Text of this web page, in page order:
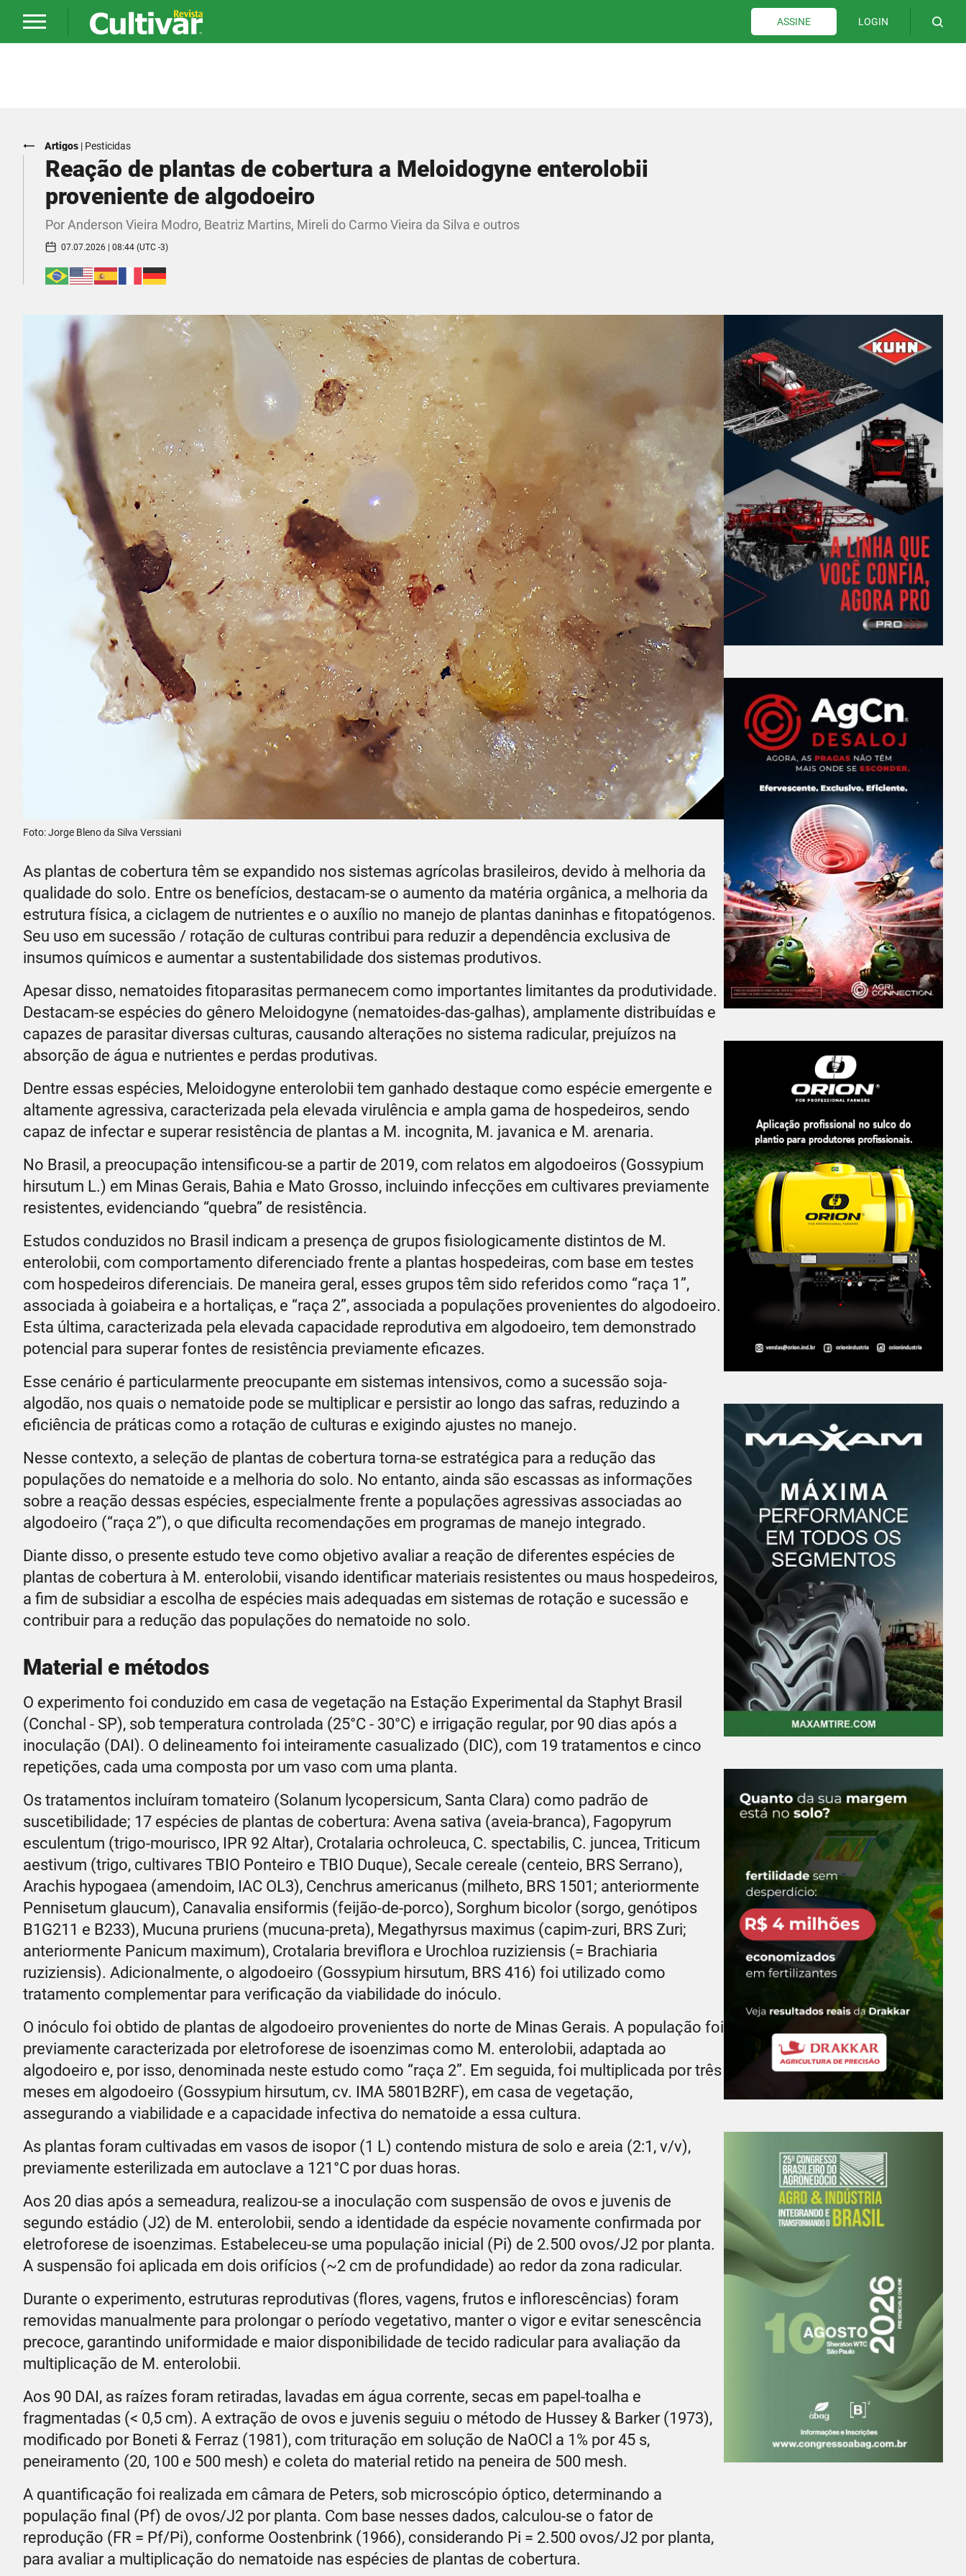
ASSINE LOGIN
Artigos | Pesticidas
Reação de plantas de cobertura a Meloidogyne enterolobii
proveniente de algodoeiro
Por Anderson Vieira Modro, Beatriz Martins, Mireli do Carmo Vieira da Silva e outros
07.07.2026 | 08:44 (UTC -3)
Foto: Jorge Bleno da Silva Verssiani
As plantas de cobertura têm se expandido nos sistemas agrícolas brasileiros, devido à melhoria da
qualidade do solo. Entre os benefícios, destacam-se o aumento da matéria orgânica, a melhoria da
estrutura física, a ciclagem de nutrientes e o auxílio no manejo de plantas daninhas e fitopatógenos.
Seu uso em sucessão / rotação de culturas contribui para reduzir a dependência exclusiva de
insumos químicos e aumentar a sustentabilidade dos sistemas produtivos.
Apesar disso, nematoides fitoparasitas permanecem como importantes limitantes da produtividade.
Destacam-se espécies do gênero Meloidogyne (nematoides-das-galhas), amplamente distribuídas e
capazes de parasitar diversas culturas, causando alterações no sistema radicular, prejuízos na
absorção de água e nutrientes e perdas produtivas.
Dentre essas espécies, Meloidogyne enterolobii tem ganhado destaque como espécie emergente e
altamente agressiva, caracterizada pela elevada virulência e ampla gama de hospedeiros, sendo
capaz de infectar e superar resistência de plantas a M. incognita, M. javanica e M. arenaria.
No Brasil, a preocupação intensificou-se a partir de 2019, com relatos em algodoeiros (Gossypium
hirsutum L.) em Minas Gerais, Bahia e Mato Grosso, incluindo infecções em cultivares previamente
resistentes, evidenciando “quebra” de resistência.
Estudos conduzidos no Brasil indicam a presença de grupos fisiologicamente distintos de M.
enterolobii, com comportamento diferenciado frente a plantas hospedeiras, com base em testes
com hospedeiros diferenciais. De maneira geral, esses grupos têm sido referidos como “raça 1”,
associada à goiabeira e a hortaliças, e “raça 2”, associada a populações provenientes do algodoeiro.
Esta última, caracterizada pela elevada capacidade reprodutiva em algodoeiro, tem demonstrado
potencial para superar fontes de resistência previamente eficazes.
Esse cenário é particularmente preocupante em sistemas intensivos, como a sucessão soja-
algodão, nos quais o nematoide pode se multiplicar e persistir ao longo das safras, reduzindo a
eficiência de práticas como a rotação de culturas e exigindo ajustes no manejo.
Nesse contexto, a seleção de plantas de cobertura torna-se estratégica para a redução das
populações do nematoide e a melhoria do solo. No entanto, ainda são escassas as informações
sobre a reação dessas espécies, especialmente frente a populações agressivas associadas ao
algodoeiro (“raça 2”), o que dificulta recomendações em programas de manejo integrado.
Diante disso, o presente estudo teve como objetivo avaliar a reação de diferentes espécies de
plantas de cobertura à M. enterolobii, visando identificar materiais resistentes ou maus hospedeiros,
a fim de subsidiar a escolha de espécies mais adequadas em sistemas de rotação e sucessão e
contribuir para a redução das populações do nematoide no solo.
Material e métodos
O experimento foi conduzido em casa de vegetação na Estação Experimental da Staphyt Brasil
(Conchal - SP), sob temperatura controlada (25°C - 30°C) e irrigação regular, por 90 dias após a
inoculação (DAI). O delineamento foi inteiramente casualizado (DIC), com 19 tratamentos e cinco
repetições, cada uma composta por um vaso com uma planta.
Os tratamentos incluíram tomateiro (Solanum lycopersicum, Santa Clara) como padrão de
suscetibilidade; 17 espécies de plantas de cobertura: Avena sativa (aveia-branca), Fagopyrum
esculentum (trigo-mourisco, IPR 92 Altar), Crotalaria ochroleuca, C. spectabilis, C. juncea, Triticum
aestivum (trigo, cultivares TBIO Ponteiro e TBIO Duque), Secale cereale (centeio, BRS Serrano),
Arachis hypogaea (amendoim, IAC OL3), Cenchrus americanus (milheto, BRS 1501; anteriormente
Pennisetum glaucum), Canavalia ensiformis (feijão-de-porco), Sorghum bicolor (sorgo, genótipos
B1G211 e B233), Mucuna pruriens (mucuna-preta), Megathyrsus maximus (capim-zuri, BRS Zuri;
anteriormente Panicum maximum), Crotalaria breviflora e Urochloa ruziziensis (= Brachiaria
ruziziensis). Adicionalmente, o algodoeiro (Gossypium hirsutum, BRS 416) foi utilizado como
tratamento complementar para verificação da viabilidade do inóculo.
O inóculo foi obtido de plantas de algodoeiro provenientes do norte de Minas Gerais. A população foi
previamente caracterizada por eletroforese de isoenzimas como M. enterolobii, adaptada ao
algodoeiro e, por isso, denominada neste estudo como “raça 2”. Em seguida, foi multiplicada por três
meses em algodoeiro (Gossypium hirsutum, cv. IMA 5801B2RF), em casa de vegetação,
assegurando a viabilidade e a capacidade infectiva do nematoide a essa cultura.
As plantas foram cultivadas em vasos de isopor (1 L) contendo mistura de solo e areia (2:1, v/v),
previamente esterilizada em autoclave a 121°C por duas horas.
Aos 20 dias após a semeadura, realizou-se a inoculação com suspensão de ovos e juvenis de
segundo estádio (J2) de M. enterolobii, sendo a identidade da espécie novamente confirmada por
eletroforese de isoenzimas. Estabeleceu-se uma população inicial (Pi) de 2.500 ovos/J2 por planta.
A suspensão foi aplicada em dois orifícios (~2 cm de profundidade) ao redor da zona radicular.
Durante o experimento, estruturas reprodutivas (flores, vagens, frutos e inflorescências) foram
removidas manualmente para prolongar o período vegetativo, manter o vigor e evitar senescência
precoce, garantindo uniformidade e maior disponibilidade de tecido radicular para avaliação da
multiplicação de M. enterolobii.
Aos 90 DAI, as raízes foram retiradas, lavadas em água corrente, secas em papel-toalha e
fragmentadas (< 0,5 cm). A extração de ovos e juvenis seguiu o método de Hussey & Barker (1973),
modificado por Boneti & Ferraz (1981), com trituração em solução de NaOCl a 1% por 45 s,
peneiramento (20, 100 e 500 mesh) e coleta do material retido na peneira de 500 mesh.
A quantificação foi realizada em câmara de Peters, sob microscópio óptico, determinando a
população final (Pf) de ovos/J2 por planta. Com base nesses dados, calculou-se o fator de
reprodução (FR = Pf/Pi), conforme Oostenbrink (1966), considerando Pi = 2.500 ovos/J2 por planta,
para avaliar a multiplicação do nematoide nas espécies de plantas de cobertura.